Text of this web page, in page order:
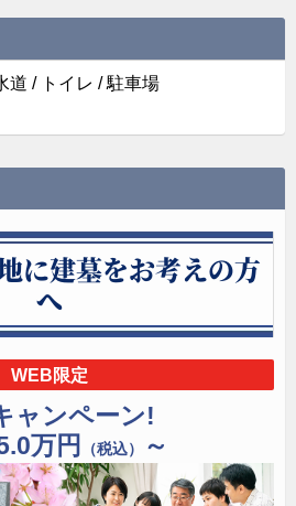
道 / トイレ / 駐車場
に建墓をお考えの方
へ
WEB限定
ャンペーン!
万円
（税込） ～